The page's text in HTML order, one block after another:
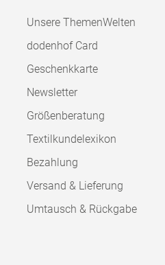
Unsere ThemenWelten
dodenhof Card
Geschenkkarte
Newsletter
Größenberatung
Textilkundelexikon
Bezahlung
Versand & Lieferung
Umtausch & Rückgabe